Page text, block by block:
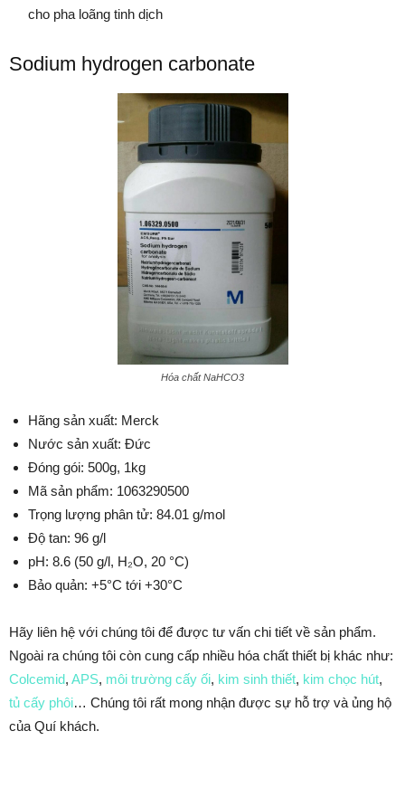
cho pha loãng tinh dịch
Sodium hydrogen carbonate
Hóa chất NaHCO3
Hãng sản xuất: Merck
Nước sản xuất: Đức
Đóng gói: 500g, 1kg
Mã sản phẩm: 1063290500
Trọng lượng phân tử: 84.01 g/mol
Độ tan: 96 g/l
pH: 8.6 (50 g/l, H₂O, 20 °C)
Bảo quản: +5°C tới +30°C
Hãy liên hệ với chúng tôi để được tư vấn chi tiết về sản phẩm.
Ngoài ra chúng tôi còn cung cấp nhiều hóa chất thiết bị khác như:
Colcemid, APS, môi trường cấy ối, kim sinh thiết, kim chọc hút,
tủ cấy phôi… Chúng tôi rất mong nhận được sự hỗ trợ và ủng hộ
của Quí khách.